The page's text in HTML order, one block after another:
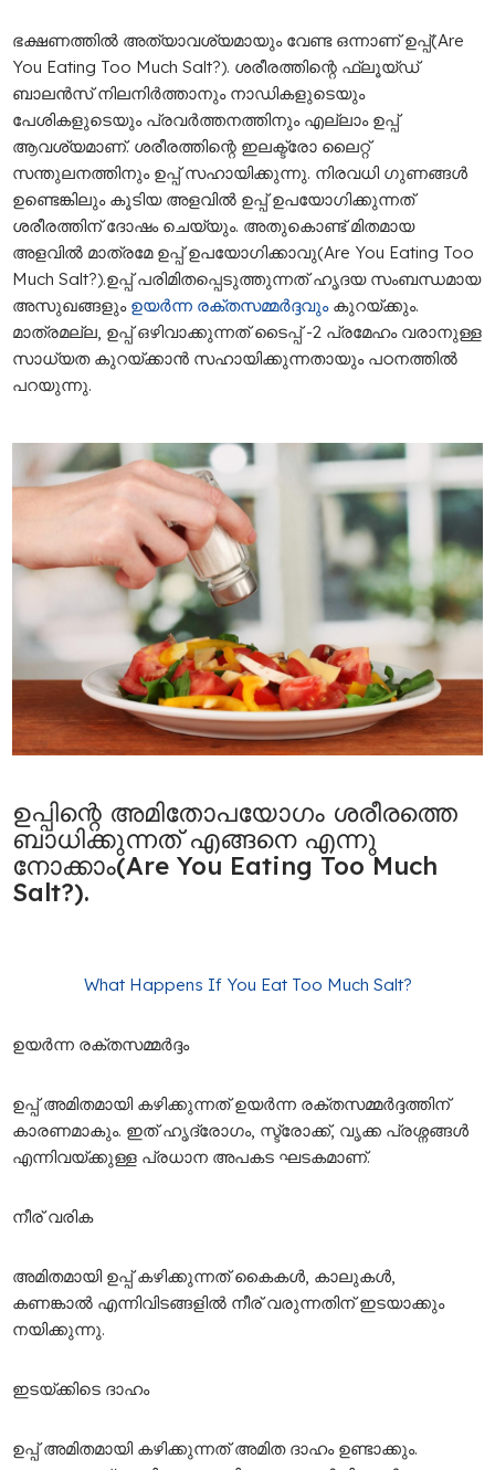
ഭക്ഷണത്തിൽ അത്യാവശ്യമായും വേണ്ട ഒന്നാണ് ഉപ്പ്(Are
You Eating Too Much Salt?). ശരീരത്തിന്റെ ഫ്ലൂയ്‌ഡ്
ബാലൻസ് നിലനിർത്താനും നാഡികളുടെയും
പേശികളുടെയും പ്രവർത്തനത്തിനും എല്ലാം ഉപ്പ്
ആവശ്യമാണ്. ശരീരത്തിന്റെ ഇലക്ട്രോ ലൈറ്റ്
സന്തുലനത്തിനും ഉപ്പ് സഹായിക്കുന്നു. നിരവധി ഗുണങ്ങൾ
ഉണ്ടെങ്കിലും കൂടിയ അളവിൽ ഉപ്പ് ഉപയോഗിക്കുന്നത്
ശരീരത്തിന് ദോഷം ചെയ്യും. അതുകൊണ്ട് മിതമായ
അളവിൽ മാത്രമേ ഉപ്പ് ഉപയോഗിക്കാവു(Are You Eating Too
Much Salt?).ഉപ്പ് പരിമിതപ്പെടുത്തുന്നത് ഹൃദയ സംബന്ധമായ
അസുഖങ്ങളും ഉയർന്ന രക്തസമ്മർദ്ദവുംകുറയ്ക്കും.
മാത്രമല്ല, ഉപ്പ് ഒഴിവാക്കുന്നത് ടൈപ്പ് -2 പ്രമേഹം വരാനുള്ള
സാധ്യത കുറയ്ക്കാൻ സഹായിക്കുന്നതായും പഠനത്തിൽ
പറയുന്നു.
ഉപ്പിന്റെ അമിതോപയോഗം ശരീരത്തെ
ബാധിക്കുന്നത് എങ്ങനെ എന്നു
നോക്കാം(Are You Eating Too Much
Salt?).
What Happens If You Eat Too Much Salt?
ഉയർന്ന രക്തസമ്മർദ്ദം
ഉപ്പ് അമിതമായി കഴിക്കുന്നത് ഉയർന്ന രക്തസമ്മർദ്ദത്തിന്
കാരണമാകും. ഇത് ഹൃദ്രോഗം, സ്ട്രോക്ക്, വൃക്ക പ്രശ്നങ്ങൾ
എന്നിവയ്ക്കുള്ള പ്രധാന അപകട ഘടകമാണ്.
നീര് വരിക
അമിതമായി ഉപ്പ് കഴിക്കുന്നത് കൈകൾ, കാലുകൾ,
കണങ്കാൽ എന്നിവിടങ്ങളിൽ നീര് വരുന്നതിന് ഇടയാക്കും
നയിക്കുന്നു.
ഇടയ്ക്കിടെ ദാഹം
ഉപ്പ് അമിതമായി കഴിക്കുന്നത് അമിത ദാഹം ഉണ്ടാക്കും.